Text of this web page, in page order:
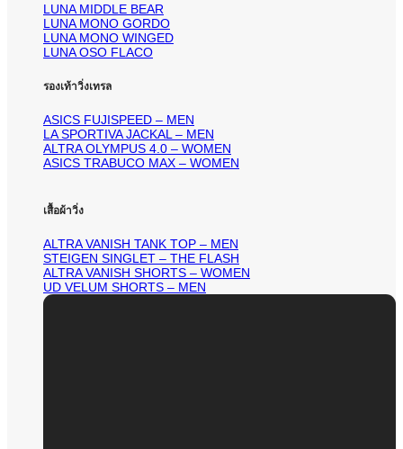
LUNA MIDDLE BEAR
LUNA MONO GORDO
LUNA MONO WINGED
LUNA OSO FLACO
รองเท้าวิ่งเทรล
ASICS FUJISPEED – MEN
LA SPORTIVA JACKAL – MEN
ALTRA OLYMPUS 4.0 – WOMEN
ASICS TRABUCO MAX – WOMEN
เสื้อผ้าวิ่ง
ALTRA VANISH TANK TOP – MEN
STEIGEN SINGLET – THE FLASH
ALTRA VANISH SHORTS – WOMEN
UD VELUM SHORTS – MEN